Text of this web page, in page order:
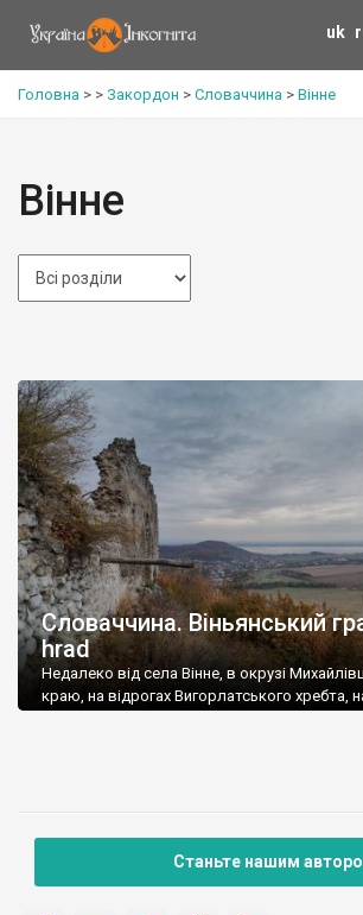
uk
Головна > > Закордон > Словаччина > Вінне
Вінне
Словаччина. Віньянський
hrad
Недалеко від села Вінне, в окрузі
краю, на відрогах Вигорлатського хребта,
сильно поруйнований, але те, що я бачив […]
Станьте нашим